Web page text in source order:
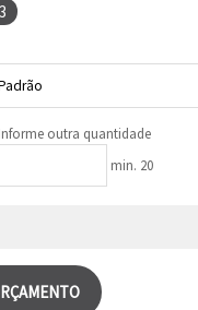
Informe outra quantidade
min. 20